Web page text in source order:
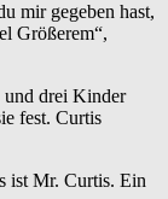
mir gegeben hast,
Größerem“,
und drei Kinder
fest. Curtis
ist Mr. Curtis. Ein